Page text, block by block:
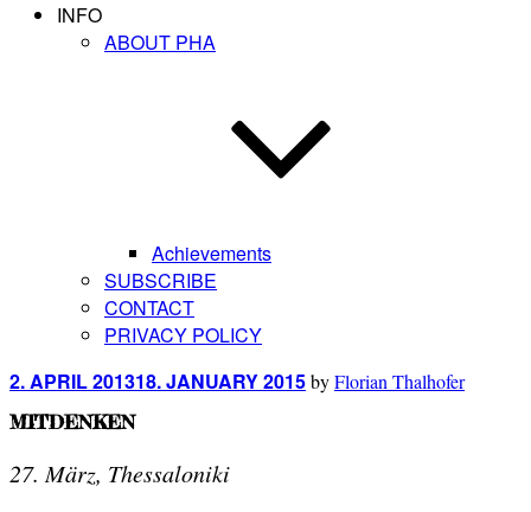
INFO
ABOUT PHA
Achievements
SUBSCRIBE
CONTACT
PRIVACY POLICY
Posted
2. APRIL 201318. JANUARY 2015byFlorian Thalhofer
MITDENKEN
27. März, Thessaloniki